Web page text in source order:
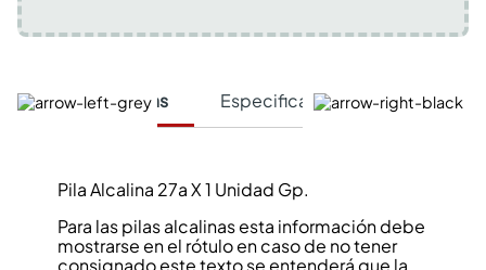
Características Especificaciones Técnicas
Pila Alcalina 27a X 1 Unidad Gp.
Para las pilas alcalinas esta información debe
mostrarse en el rótulo en caso de no tener
consignado este texto se entenderá que la